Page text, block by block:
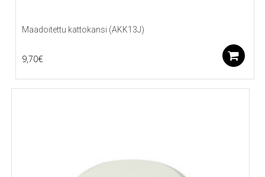
Maadoitettu kattokansi (AKK13J)
9,70€